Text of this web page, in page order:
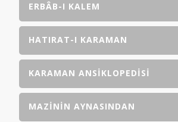
ERBÂB-I KALEM
HATIRAT-I KARAMAN
KARAMAN ANSIKLOPEDISI
MAZININ AYNASINDAN